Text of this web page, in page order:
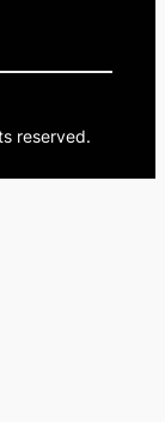
reserved.